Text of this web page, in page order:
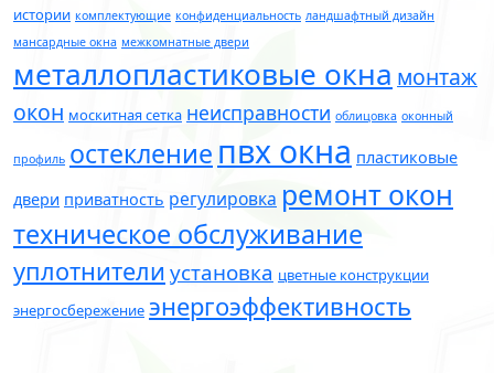
истории комплектующие конфиденциальность ландшафтный дизайн
мансардные окна межкомнатные двери
металлопластиковые окна монтаж
окон москитная сетка неисправности облицовка оконный
профиль остекление пвх окна пластиковые
двери приватность регулировка ремонт окон
техническое обслуживание
уплотнители установка цветные конструкции
энергосбережение энергоэффективность